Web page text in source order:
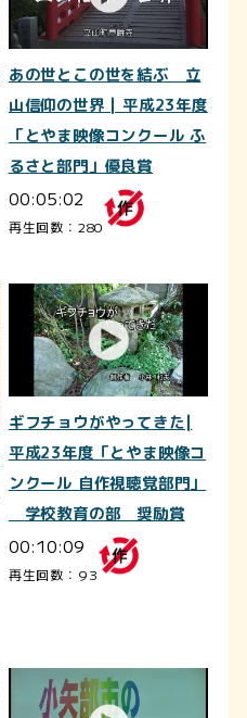
あの世とこの世を結ぶ 立
山信仰の世界 | 平成23年度
「とやま映像コンクール ふ
るさと部門」優良賞
00:05:02
再生回数：280
ギフチョウがやってきた|
平成23年度「とやま映像コ
ンクール 自作視聴覚部門」
学校教育の部 奨励賞
00:10:09
再生回数：93